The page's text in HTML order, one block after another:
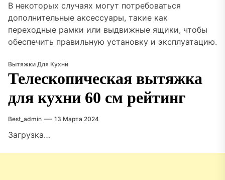
В некоторых случаях могут потребоваться
дополнительные аксессуары, такие как
переходные рамки или выдвижные ящики, чтобы
обеспечить правильную установку и эксплуатацию.
Вытяжки Для Кухни
Телескопическая вытяжка
для кухни 60 см рейтинг
Best_admin 13 Марта 2024
Загрузка…